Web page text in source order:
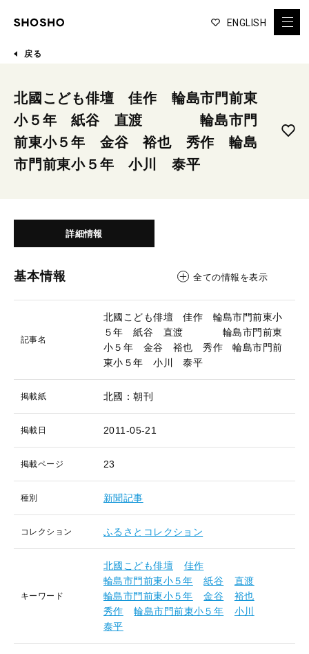
ENGLISH
戻る
北國こども俳壇 佳作 輪島市門前東
小５年 紙谷 直渡 輪島市門
前東小５年 金谷 裕也 秀作 輪島
市門前東小５年 小川 泰平
詳細情報
基本情報 全ての情報を表示
記事名
北國こども俳壇 佳作 輪島市門前東小
５年 紙谷 直渡 輪島市門前東
小５年 金谷 裕也 秀作 輪島市門前
東小５年 小川 泰平
掲載紙 北國：朝刊
掲載日 2011-05-21
掲載ページ 23
種別 新聞記事
コレクション ふるさとコレクション
キーワード
北國こども俳壇
佳作
輪島市門前東小５年
紙谷
直渡
輪島市門前東小５年
金谷
裕也
秀作
輪島市門前東小５年
小川
泰平